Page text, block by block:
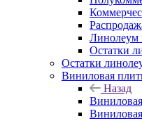
Линолеум
Остатки
Остатки
Виниловая
Назад